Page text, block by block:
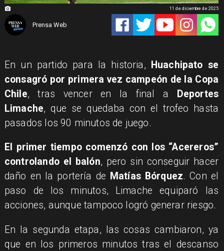
Prensa Web
11 de diciembre de 2025
En un partido para la historia,
Huachipato se
consagró por primera vez campeón de la Copa
Chile, tras vencer en la final a
Deportes
Limache, que se quedaba con el trofeo hasta
pasados los 90 minutos de juego.
El primer tiempo comenzó con los “Acereros”
controlando el balón, pero sin conseguir hacer
daño en la portería de Matías Bórquez. Con el
paso de los minutos, Limache equiparó las
acciones, aunque tampoco logró generar riesgo.
En la segunda etapa, las cosas cambiaron, ya
que en los primeros minutos tras el descanso